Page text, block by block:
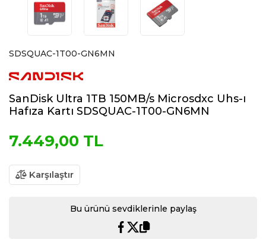
SDSQUAC-1T00-GN6MN
SanDisk Ultra 1TB 150MB/s Microsdxc Uhs-ı
Hafıza Kartı SDSQUAC-1T00-GN6MN
7.449,00 TL
Karşılaştır
Bu ürünü sevdiklerinle paylaş